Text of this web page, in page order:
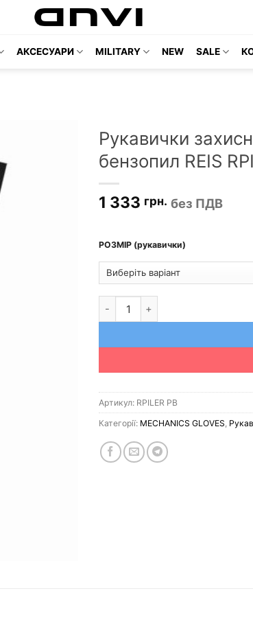
АКСЕСУАРИ MILITARY NEW SALE
Рукавички
бензопил REIS
1 333 грн. без ПДВ
РОЗМІР (рукавички)
Артикул: RPILER PB
Категорії: MECHANICS GLOVES